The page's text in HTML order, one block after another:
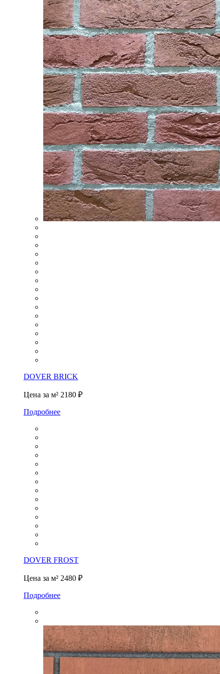
DOVER BRICK
Цена за м² 2180 ₽
Подробнее
DOVER FROST
Цена за м² 2480 ₽
Подробнее